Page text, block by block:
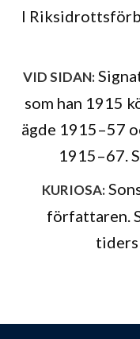
I
VID SIDAN:
som han 1915
ägde 1915–57
1915–67.
KURIOSA:
författaren.
tiders